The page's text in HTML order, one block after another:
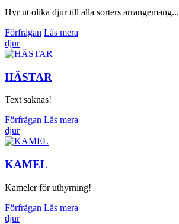
Hyr ut olika djur till alla sorters arrangemang...
Förfrågan Läs mera
djur
HÄSTAR
Text saknas!
Förfrågan Läs mera
djur
KAMEL
Kameler för uthyrning!
Förfrågan Läs mera
djur